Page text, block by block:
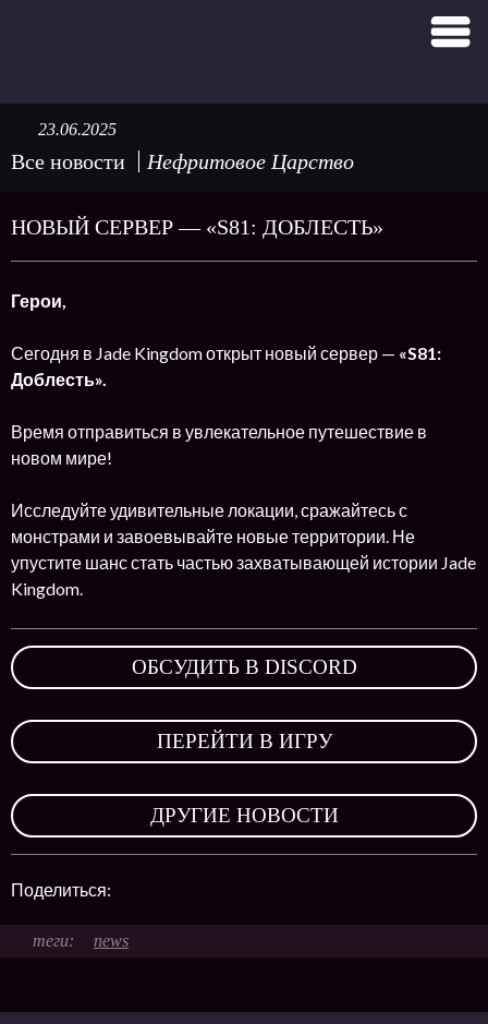
Все новости Нефритовое Царство
23.06.2025
НОВЫЙ СЕРВЕР — «S81: ДОБЛЕСТЬ»
Герои,
Сегодня в Jade Kingdom открыт новый сервер — «S81:
Доблесть».
Время отправиться в увлекательное путешествие в
новом мире!
Исследуйте удивительные локации, сражайтесь с
монстрами и завоевывайте новые территории. Не
упустите шанс стать частью захватывающей истории Jade
Kingdom.
ОБСУДИТЬ В DISCORD
ПЕРЕЙТИ В ИГРУ
ДРУГИЕ НОВОСТИ
Поделиться:
news